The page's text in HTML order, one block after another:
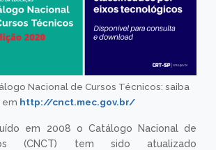
Nacional de Cursos Técnicos: saiba
em http://cnct.mec.gov.br/
em 2008 o Catálogo Nacional de
(CNCT) tem sido atualizado